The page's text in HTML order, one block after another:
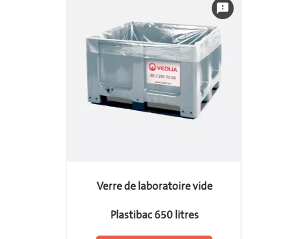
feedback
Verre de laboratoire vide
Plastibac 650 litres